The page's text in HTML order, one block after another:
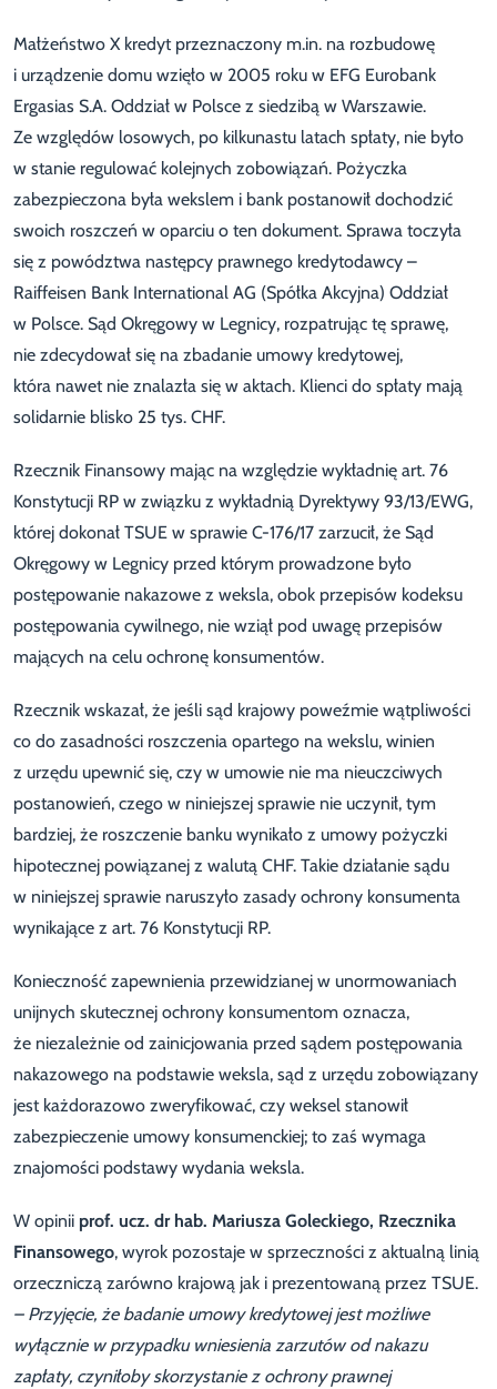
Małżeństwo X kredyt przeznaczony m.in. na rozbudowę
i urządzenie domu wzięło w 2005 roku w EFG Eurobank
Ergasias S.A. Oddział w Polsce z siedzibą w Warszawie.
Ze względów losowych, po kilkunastu latach spłaty, nie było
w stanie regulować kolejnych zobowiązań. Pożyczka
zabezpieczona była wekslem i bank postanowił dochodzić
swoich roszczeń w oparciu o ten dokument. Sprawa toczyła
się z powództwa następcy prawnego kredytodawcy –
Raiffeisen Bank International AG (Spółka Akcyjna) Oddział
w Polsce. Sąd Okręgowy w Legnicy, rozpatrując tę sprawę,
nie zdecydował się na zbadanie umowy kredytowej,
która nawet nie znalazła się w aktach. Klienci do spłaty mają
solidarnie blisko 25 tys. CHF.
Rzecznik Finansowy mając na względzie wykładnię art. 76
Konstytucji RP w związku z wykładnią Dyrektywy 93/13/EWG,
której dokonał TSUE w sprawie C-176/17 zarzucił, że Sąd
Okręgowy w Legnicy przed którym prowadzone było
postępowanie nakazowe z weksla, obok przepisów kodeksu
postępowania cywilnego, nie wziął pod uwagę przepisów
mających na celu ochronę konsumentów.
Rzecznik wskazał, że jeśli sąd krajowy poweźmie wątpliwości
co do zasadności roszczenia opartego na wekslu, winien
z urzędu upewnić się, czy w umowie nie ma nieuczciwych
postanowień, czego w niniejszej sprawie nie uczynił, tym
bardziej, że roszczenie banku wynikało z umowy pożyczki
hipotecznej powiązanej z walutą CHF. Takie działanie sądu
w niniejszej sprawie naruszyło zasady ochrony konsumenta
wynikające z art. 76 Konstytucji RP.
Konieczność zapewnienia przewidzianej w unormowaniach
unijnych skutecznej ochrony konsumentom oznacza,
że niezależnie od zainicjowania przed sądem postępowania
nakazowego na podstawie weksla, sąd z urzędu zobowiązany
jest każdorazowo zweryfikować, czy weksel stanowił
zabezpieczenie umowy konsumenckiej; to zaś wymaga
znajomości podstawy wydania weksla.
W opinii prof. ucz. dr hab. Mariusza Goleckiego, Rzecznika
Finansowego, wyrok pozostaje w sprzeczności z aktualną linią
orzeczniczą zarówno krajową jak i prezentowaną przez TSUE.
– Przyjęcie, że badanie umowy kredytowej jest możliwe
wyłącznie w przypadku wniesienia zarzutów od nakazu
zapłaty, czyniłoby skorzystanie z ochrony prawnej